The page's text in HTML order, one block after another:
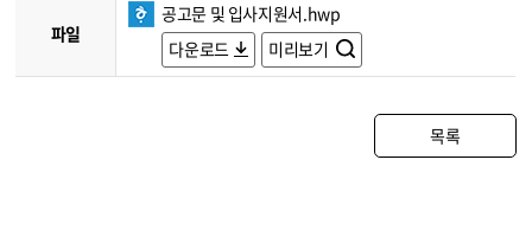
파일
공고문 및 입사지원서.hwp
다운로드
미리보기
목록